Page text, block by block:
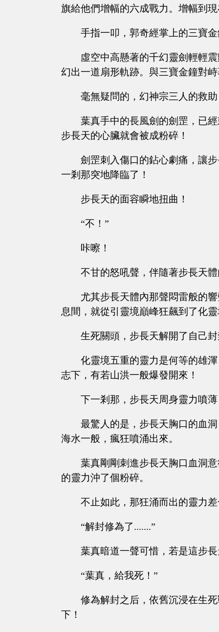
旗給他們增幅的六成戰力。增幅到
手指一叩，郭奇經掌上的三寶
虛空中高懸著的千幻靈劍輕輕
幻出一道扇形軌跡。與三寶金鐘對
毫無疑問的，幻神宗三人的救
葉真手中的長風劍的劍罡，已
步長天的心臟就會被成粉碎！
劍罡刺入傷口的鉆心劇痛，讓
一剎那突地降臨了！
步長天的面容瞬地扭曲！
“不！”
咔嚓！
不甘的怒吼聲，伴隨著步長天
尤其步長天體內那聲悶雷般的
息間，就從引靈境巔峰狂飆到了化
生死關頭，步長天解開了自己
化靈境五重的靈力是何等的雄
志下，有若山洪一般爆發開來！
下一剎那，步長天周身靈力噴
最驚人的是，步長天胸口的血
海水一般，瘋狂噴涌出來。
葉真剛剛刺進步長天胸口血洞
的靈力沖了個粉碎。
不止如此，那狂涌而出的靈力
“解封修為了.......”
葉真暗道一聲可惜，若是這步
“葉真，給我死！”
修為解封之后，依舊沉浸在生
下！